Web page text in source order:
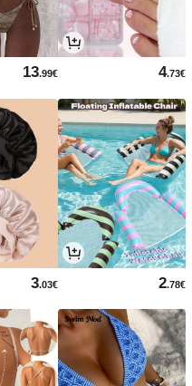
4.73€
13.99€
2.78€
3.03€